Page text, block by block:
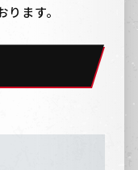
ます。